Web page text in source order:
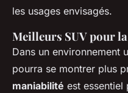
les usages envisagés.
Meilleurs SUV pour
Dans un environnement
pourra se montrer plus
maniabilité est essentiel